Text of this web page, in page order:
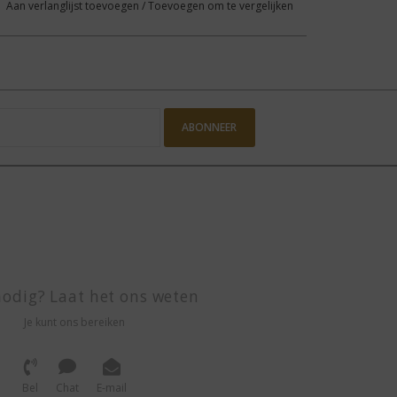
Aan verlanglijst toevoegen /Toevoegen om te vergelijken
ABONNEER
Laat het ons weten
Je kunt ons bereiken
Bel Chat E-mail